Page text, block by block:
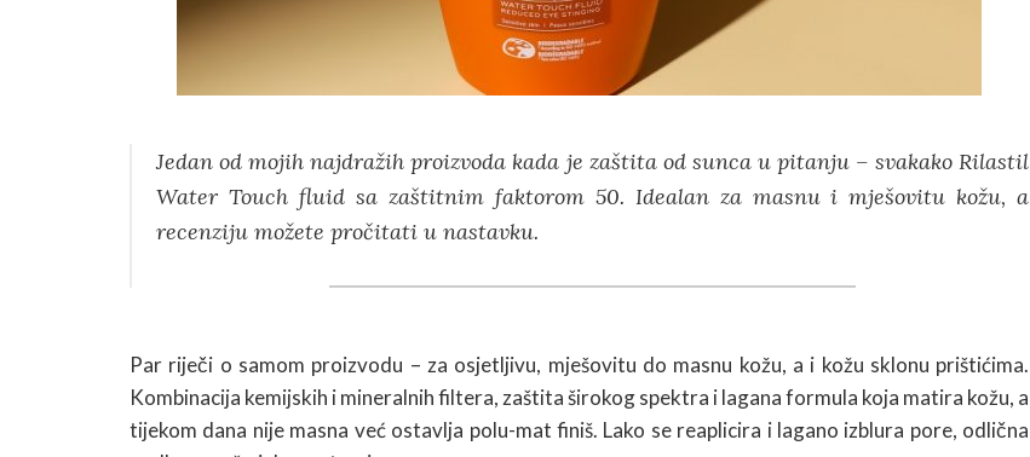
Jedan od mojih najdražih proizvoda kada je zaštita od sunca u pitanju – svakako Rilastil
Water Touch fluid sa zaštitnim faktorom 50. Idealan za masnu i mješovitu kožu, a
recenziju možete pročitati u nastavku.
Par riječi o samom proizvodu – za osjetljivu, mješovitu do masnu kožu, a i kožu sklonu prištićima.
Kombinacija kemijskih i mineralnih filtera, zaštita širokog spektra i lagana formula koja matira kožu, a
tijekom dana nije masna već ostavlja polu-mat finiš. Lako se reaplicira i lagano izblura pore, odlična